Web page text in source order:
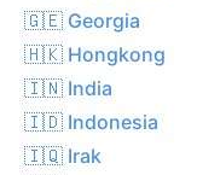
🇬🇪 Georgia
🇭🇰 Hongkong
🇮🇳 India
🇮🇩 Indonesia
🇮🇶 Irak